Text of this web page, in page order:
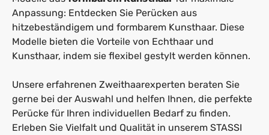
Anpassung: Entdecken Sie Perücken aus
hitzebeständigem und formbarem Kunsthaar. Diese
Modelle bieten die Vorteile von Echthaar und
Kunsthaar, indem sie flexibel gestylt werden können.
Unsere erfahrenen Zweithaarexperten beraten Sie
gerne bei der Auswahl und helfen Ihnen, die perfekte
Perücke für Ihren individuellen Bedarf zu finden.
Erleben Sie Vielfalt und Qualität in unserem STASSI